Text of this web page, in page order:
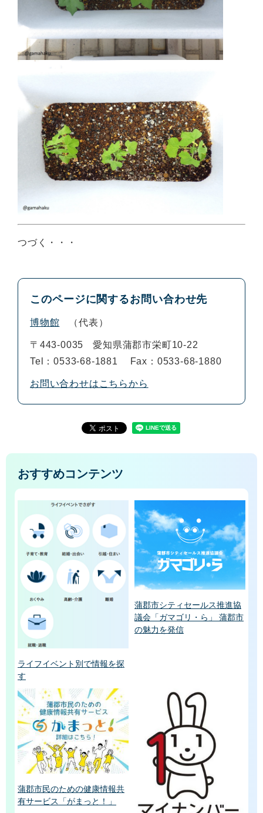
つづく・・・
このページに関するお問い合わせ先
博物館 代表
〒443-0035
愛知県蒲郡市栄町10-22
Tel：0533-68-1881
Fax：0533-68-1880
お問い合わせはこちらから
おすすめコンテンツ
ライフイベント別で情報を探
す
蒲郡市シティセールス推進協
議会「ガマゴリ・ら」 蒲郡市
の魅力を発信
蒲郡市民のための健康情報共
有サービス「がまっと！」